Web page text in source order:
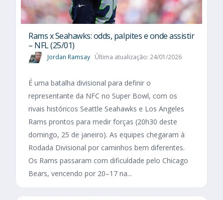
Rams x Seahawks: odds, palpites e onde assistir
– NFL (25/01)
Jordan Ramsay Última atualização: 24/01/2026
É uma batalha divisional para definir o
representante da NFC no Super Bowl, com os
rivais históricos Seattle Seahawks e Los Angeles
Rams prontos para medir forças (20h30 deste
domingo, 25 de janeiro). As equipes chegaram à
Rodada Divisional por caminhos bem diferentes.
Os Rams passaram com dificuldade pelo Chicago
Bears, vencendo por 20–17 na...